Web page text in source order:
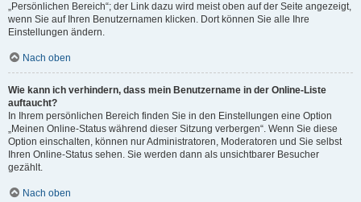
„Persönlichen Bereich“; der Link dazu wird meist oben auf der Seite angezeigt,
wenn Sie auf Ihren Benutzernamen klicken. Dort können Sie alle Ihre
Einstellungen ändern.
Nach oben
Wie kann ich verhindern, dass mein Benutzername in der Online-Liste
auftaucht?
In Ihrem persönlichen Bereich finden Sie in den Einstellungen eine Option
„Meinen Online-Status während dieser Sitzung verbergen“. Wenn Sie diese
Option einschalten, können nur Administratoren, Moderatoren und Sie selbst
Ihren Online-Status sehen. Sie werden dann als unsichtbarer Besucher
gezählt.
Nach oben